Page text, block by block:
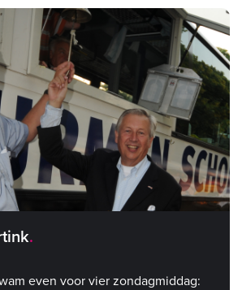
even voor vier zondagmiddag: